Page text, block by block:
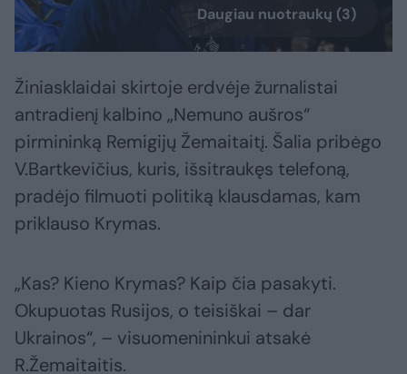
Daugiau nuotraukų (3)
Žiniasklaidai skirtoje erdvėje žurnalistai
antradienį kalbino „Nemuno aušros“
pirmininką Remigijų Žemaitaitį. Šalia pribėgo
V.Bartkevičius, kuris, išsitraukęs telefoną,
pradėjo filmuoti politiką klausdamas, kam
priklauso Krymas.
„Kas? Kieno Krymas? Kaip čia pasakyti.
Okupuotas Rusijos, o teisiškai – dar
Ukrainos“, – visuomenininkui atsakė
R.Žemaitaitis.